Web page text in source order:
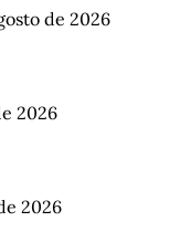
de 2026
2026
2026